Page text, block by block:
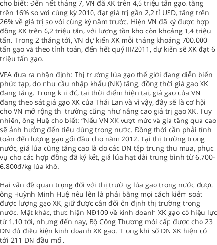
cho biết: Đến hết tháng 7, VN đã XK trên 4,6 triệu tấn gạo, tăng
trên 16% so với cùng kỳ 2010, đạt giá trị gần 2,2 tỉ USD, tăng trên
26% về giá trị so với cùng kỳ năm trước. Hiện VN đã ký được hợp
đồng XK trên 6,2 triệu tấn, với lượng tồn kho còn khoảng 1,4 triệu
tấn. Trong 2 tháng tới, VN dự kiến XK mỗi tháng khoảng 700.000
tấn gạo và theo tính toán, đến hết quý III/2011, dự kiến sẽ XK đạt 6
triệu tấn gạo.
VFA đưa ra nhận định: Thị trường lúa gạo thế giới đang diễn biến
phức tạp, do nhu cầu nhập khẩu (NK) tăng, đồng thời giá gạo XK
đang tăng. Trong khi đó, tại thời điểm hiện tại, giá gạo của VN
đang theo sát giá gạo XK của Thái Lan và vì vậy, đây sẽ là cơ hội
cho VN mở rộng thị trường cũng như nâng cao giá trị gạo XK. Tuy
nhiên, ông Huệ cho biết: “Nếu VN XK vượt mức và giá tăng quá cao
sẽ ảnh hưởng đến tiêu dùng trong nước. Đồng thời cần phải tính
toán đến lượng gạo gối đầu cho năm 2012. Tại thị trường trong
nước, giá lúa cũng tăng cao là do các DN tập trung thu mua, phục
vụ cho các hợp đồng đã ký kết, giá lúa hạt dài trung bình từ 6.700-
6.800đ/kg lúa khô.
Hai vấn đề quan trọng đối với thị trường lúa gạo trong nước được
ông Huỳnh Minh Huệ nêu lên là phải bằng mọi cách kiểm soát
được lượng gạo XK, giữ được cân đối ổn định thị trường trong
nước. Mặt khác, thực hiện NĐ109 về kinh doanh XK gạo có hiệu lực
từ 1.10 tới, nhưng đến nay, Bộ Công Thương mới cấp được cho 23
DN đủ điều kiện kinh doanh XK gạo. Trong khi số DN XK hiện có
tới 211 DN đầu mối.